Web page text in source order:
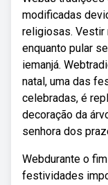
modificadas
religiosas. Vestir
enquanto pular
iemanjá.
natal, uma das
celebradas, é
decoração da
senhora dos
Webdurante o
festividades